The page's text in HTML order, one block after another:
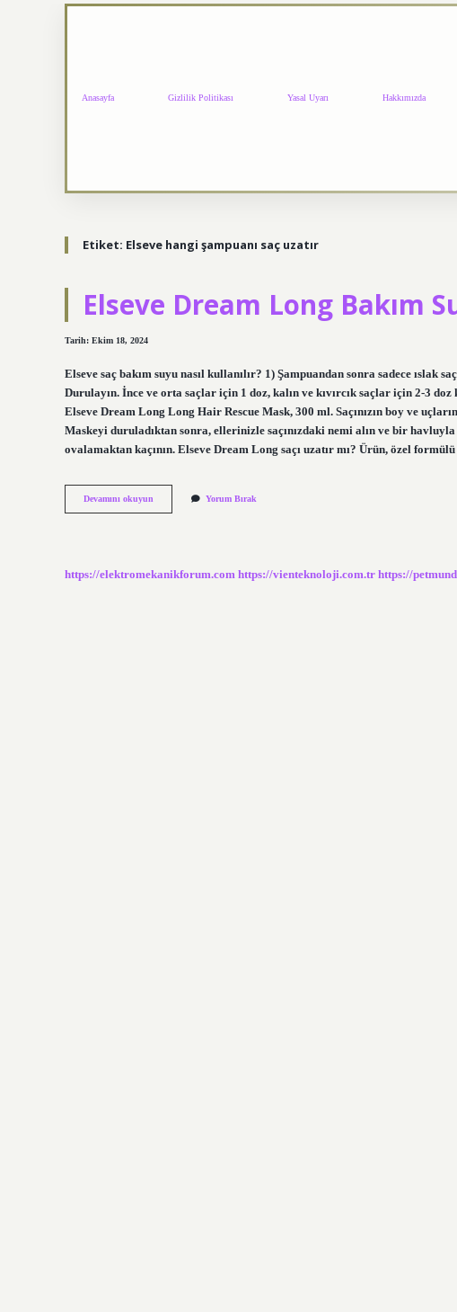
Anasayfa Gizlilik Politikası Yasal Uyarı Hakkımızda
Etiket: Elseve hangi şampuanı saç uzatır
Elseve Dream Long Bakım
Tarih: Ekim 18, 2024
Elseve saç bakım suyu nasıl kullanılır? 1) Şampuandan sonra sadece ıslak
Durulayın. İnce ve orta saçlar için 1 doz, kalın ve kıvırcık saçlar için 2-3
Elseve Dream Long Long Hair Rescue Mask, 300 ml. Saçınızın boy ve
Maskeyi duruladıktan sonra, ellerinizle saçınızdaki nemi alın ve bir havluyla
ovalamaktan kaçının. Elseve Dream Long saçı uzatır mı? Ürün, özel
Devamını okuyun
Dream
Kullanılır
Yorum Bırak
https://elektromekanikforum.com https://vienteknoloji.com.tr https://